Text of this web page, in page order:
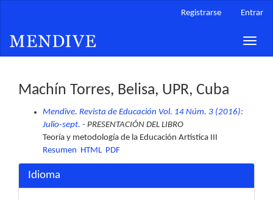
principal
Barra
Registrarse Entrar
Toggle
Machín Torres, Belisa, UPR, Cuba
Mendive. Revista de Educación Vol. 14 Núm. 3 (2016):
Julio-sept. - PRESENTACIÓN DEL LIBRO
Teoría y metodología de la Educación Artística III
Resumen HTML PDF
Idioma